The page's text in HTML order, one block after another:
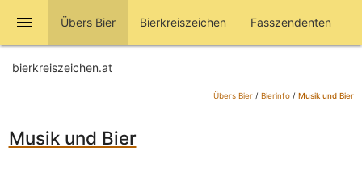
menu Übers Bier Bierkreiszeichen Fasszendenten
bierkreiszeichen.at
Übers Bier/ Bierinfo/ Musik und Bier
Musik und Bier